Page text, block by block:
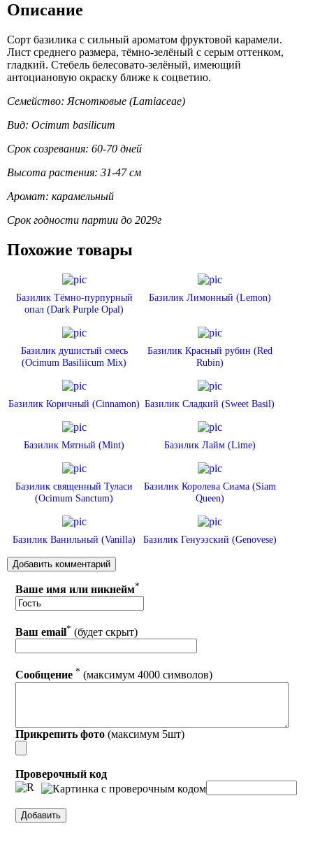
Описание
Сорт базилика с сильный ароматом фруктовой карамели.
Лист среднего размера, тёмно-зелёный с серым оттенком,
гладкий. Стебель белесовато-зелёный, имеющий
антоциановую окраску ближе к соцветию.
Семейство: Яснотковые (Lamiaceae)
Вид: Ocimum basilicum
Срок созревания: 60-70 дней
Высота растения: 31-47 см
Аромат: карамельный
Срок годности партии до 2029г
Похожие товары
Базилик Тёмно-пурпурный
опал (Dark Purple Opal)
Базилик Лимонный (Lemon)
Базилик душистый смесь
(Ocimum Basiliicum Mix)
Базилик Красный рубин (Red
Rubin)
Базилик Коричный (Cinnamon) Базилик Сладкий (Sweet Basil)
Базилик Мятный (Mint) Базилик Лайм (Lime)
Базилик священный Туласи
(Ocimum Sanctum)
Базилик Королева Сиама (Siam
Queen)
Базилик Ванильный (Vanilla) Базилик Генуэзский (Genovese)
Ваше имя или никнейм*
Ваш email* (будет скрыт)
Сообщение * (максимум 4000 символов)
Прикрепить фото (максимум 5шт)
Проверочный код